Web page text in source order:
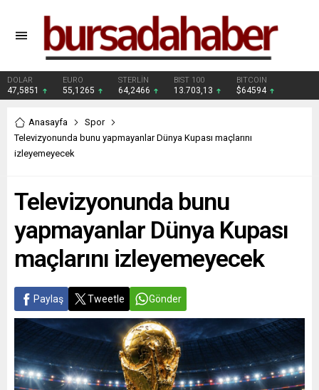
DOLAR
47,5851
EURO
55,1265
STERLİN
64,2466
BIST 100
13.703,13
BITCOIN
$64594
Anasayfa
Spor
Televizyonunda bunu yapmayanlar Dünya Kupası maçlarını
izleyemeyecek
Televizyonunda bunu
yapmayanlar Dünya Kupası
maçlarını izleyemeyecek
Paylaş Tweetle Gönder